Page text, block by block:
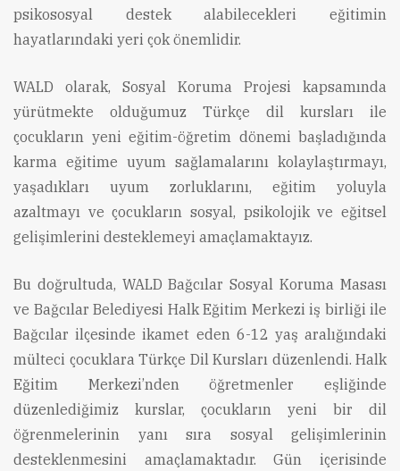
psikososyal destek alabilecekleri eğitimin
hayatlarındaki yeri çok önemlidir.
WALD olarak, Sosyal Koruma Projesi kapsamında
yürütmekte olduğumuz Türkçe dil kursları ile
çocukların yeni eğitim-öğretim dönemi başladığında
karma eğitime uyum sağlamalarını kolaylaştırmayı,
yaşadıkları uyum zorluklarını, eğitim yoluyla
azaltmayı ve çocukların sosyal, psikolojik ve eğitsel
gelişimlerini desteklemeyi amaçlamaktayız.
Bu doğrultuda, WALD Bağcılar Sosyal Koruma Masası
ve Bağcılar Belediyesi Halk Eğitim Merkezi iş birliği ile
Bağcılar ilçesinde ikamet eden 6-12 yaş aralığındaki
mülteci çocuklara Türkçe Dil Kursları düzenlendi. Halk
Eğitim Merkezi’nden öğretmenler eşliğinde
düzenlediğimiz kurslar, çocukların yeni bir dil
öğrenmelerinin yanı sıra sosyal gelişimlerinin
desteklenmesini amaçlamaktadır. Gün içerisinde